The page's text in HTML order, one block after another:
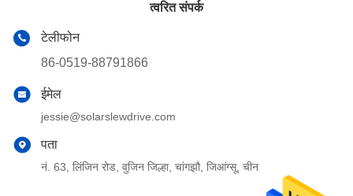
त्वरित संपर्क
टेलीफोन
86-0519-88791866
ईमेल
jessie@solarslewdrive.com
पता
नं. 63, लिंजिन रोड, वुजिन जिल्हा, चांगझौ, जिआंग्सू, चीन